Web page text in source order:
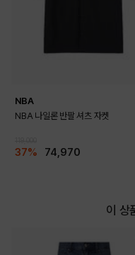
NBA
NBA 나일론 반팔 셔츠 자켓
37% 74,970
이 상